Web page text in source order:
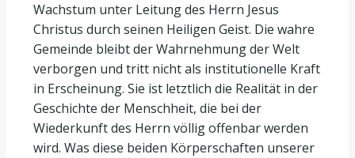
Wachstum unter Leitung des Herrn Jesus
Christus durch seinen Heiligen Geist. Die wahre
Gemeinde bleibt der Wahrnehmung der Welt
verborgen und tritt nicht als institutionelle Kraft
in Erscheinung. Sie ist letztlich die Realität in der
Geschichte der Menschheit, die bei der
Wiederkunft des Herrn völlig offenbar werden
wird. Was diese beiden Körperschaften unserer